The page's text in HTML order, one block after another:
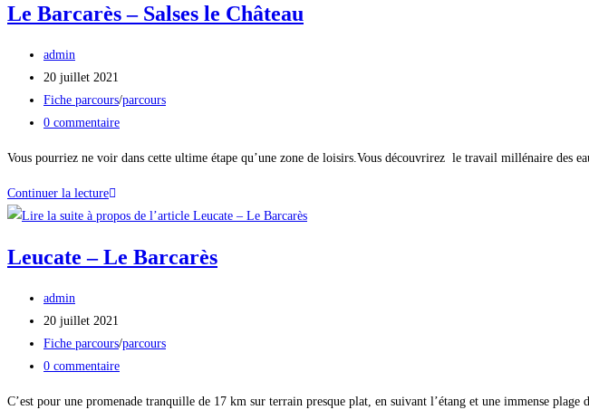
Le Barcarès – Salses le Château
admin
20 juillet 2021
Fiche parcours/parcours
0 commentaire
Vous pourriez ne voir dans cette ultime étape qu’une zone de loisirs.Vous découvrirez le travail millénaire des
Continuer la lecture
Leucate – Le Barcarès
admin
20 juillet 2021
Fiche parcours/parcours
0 commentaire
C’est pour une promenade tranquille de 17 km sur terrain presque plat, en suivant l’étang et une immense